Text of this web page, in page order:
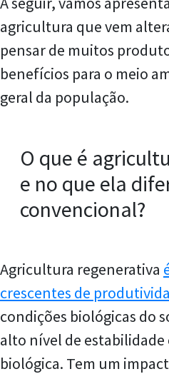
agricultura que vem
pensar de muitos
benefícios para o meio
geral da população.
O que é
e no que ela
convencional?
Agricultura regenerativa
crescentes de
condições biológicas do
alto nível de estabilidade
biológica. Tem um